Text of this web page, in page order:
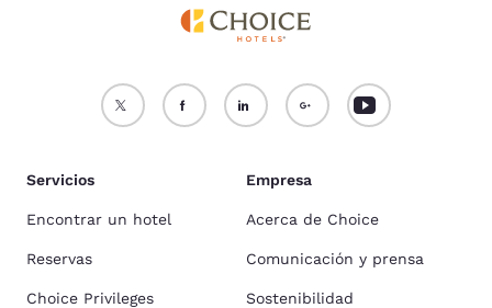
Servicios
Encontrar un hotel
Reservas
Choice Privileges
Empresa
Acerca de Choice
Comunicación y prensa
Sostenibilidad